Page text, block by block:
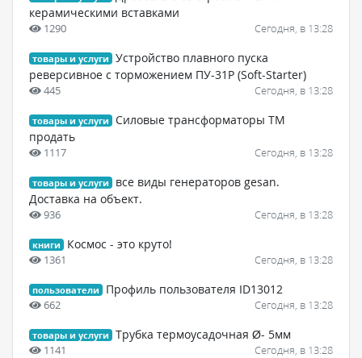
керамическими вставками
1290 Сегодня, в 13:28
товары и услуги
Устройство плавного пуска
реверсивное с торможением ПУ-31Р (Soft-Starter)
445 Сегодня, в 13:28
товары и услуги
Силовые трансформаторы ТМ
продать
1117 Сегодня, в 13:28
товары и услуги
все виды генераторов gesan.
Доставка на объект.
936 Сегодня, в 13:28
книги Космос - это круто!
1361 Сегодня, в 13:28
пользователи Профиль пользователя ID13012
662 Сегодня, в 13:28
товары и услуги Трубка термоусадочная Ø- 5мм
1141 Сегодня, в 13:28